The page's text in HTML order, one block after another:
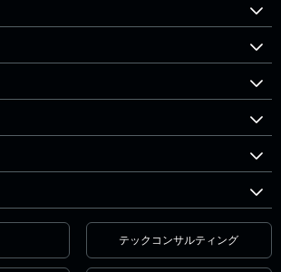
テックコンサルティング